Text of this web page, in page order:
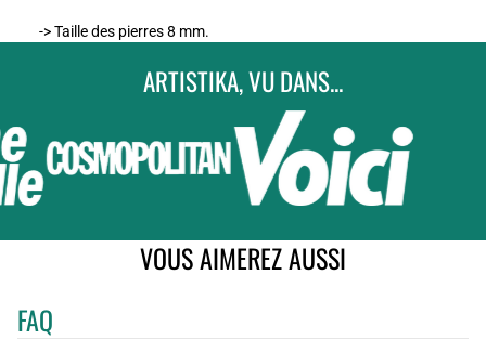
-> Taille des pierres 8 mm.
ARTISTIKA, VU DANS...
VOUS AIMEREZ AUSSI
FAQ